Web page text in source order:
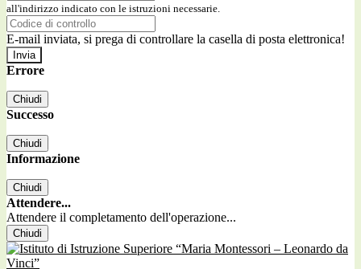
all'indirizzo indicato con le istruzioni necessarie.
E-mail inviata, si prega di controllare la casella di posta elettronica!
Errore
Chiudi
Successo
Chiudi
Informazione
Chiudi
Attendere...
Attendere il completamento dell'operazione...
Chiudi